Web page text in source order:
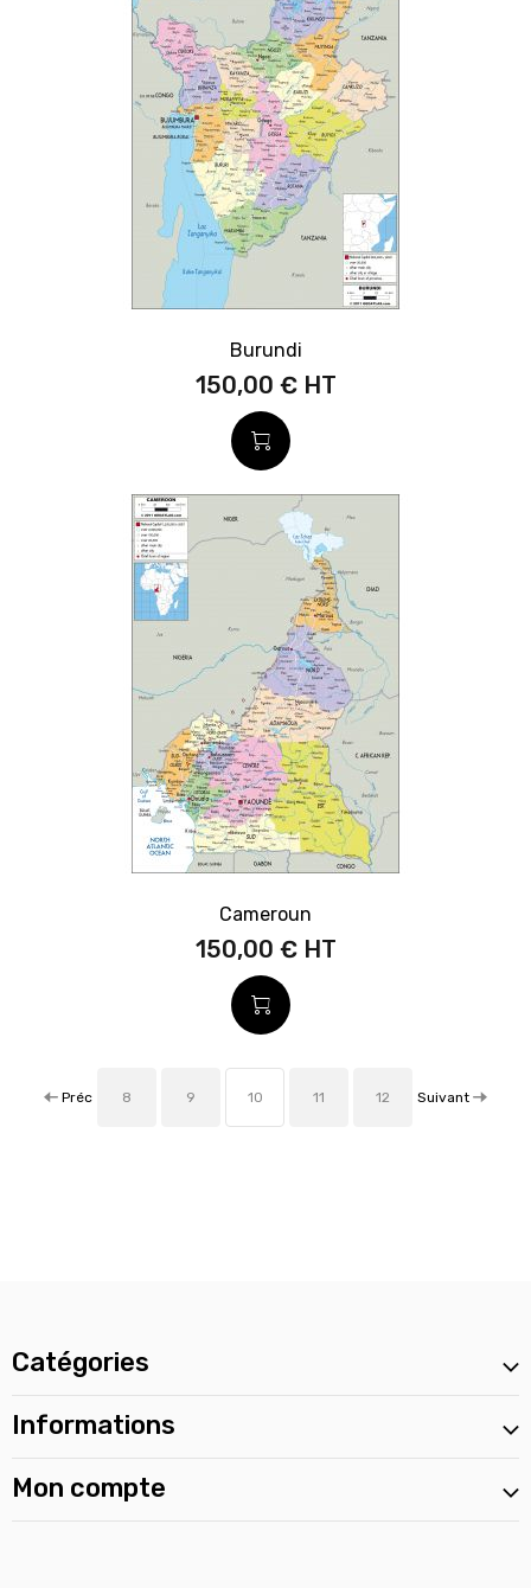
Burundi
150,00 €
Cameroun
150,00 €
Préc 8 9 10 11 12 Suivant
Catégories
Informations
Mon compte